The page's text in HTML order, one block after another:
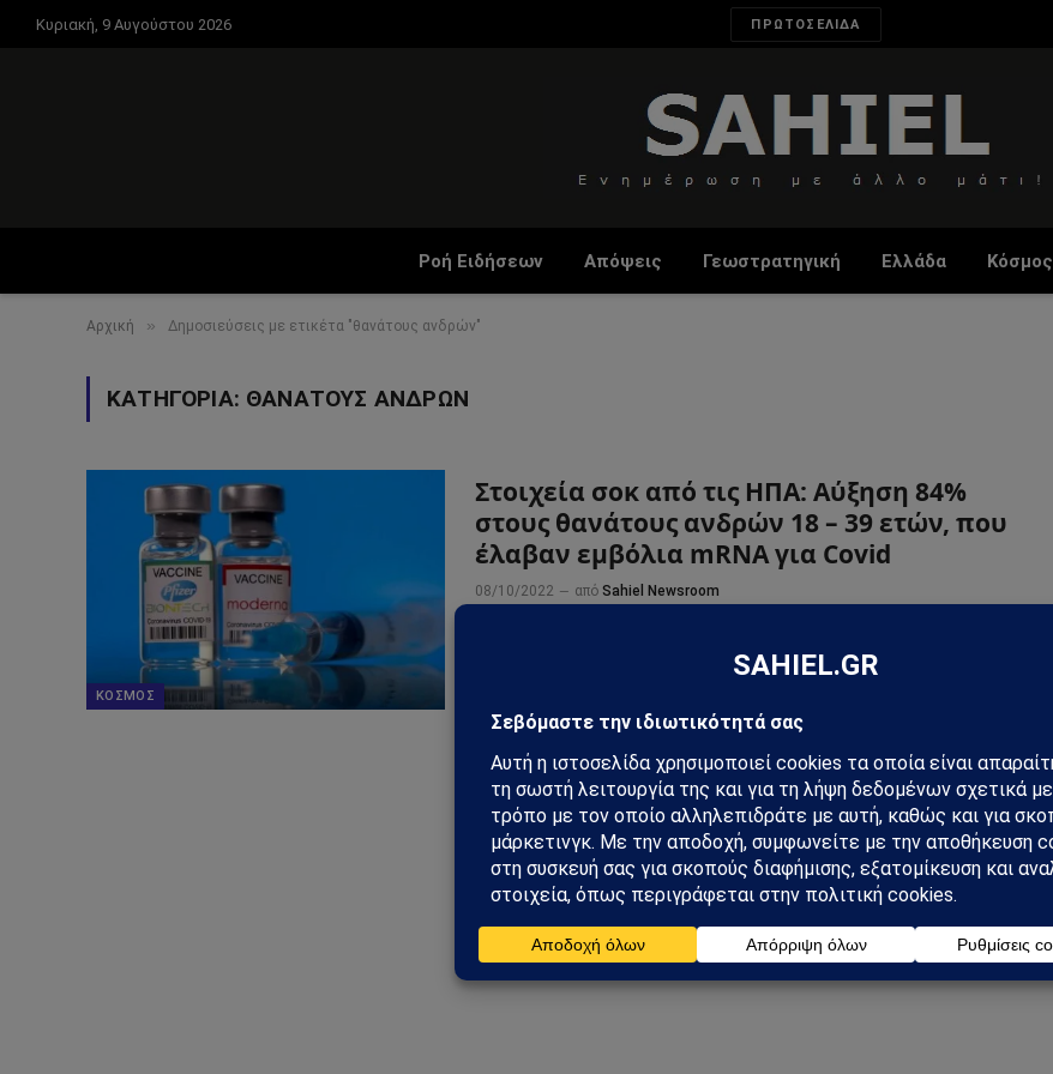
Κυριακή, 9 Αυγούστου 2026 ΠΡΩΤΟΣΕΛΙΔΑ
Ροή Ειδήσεων Απόψεις Γεωστρατηγική Ελλάδα Κόσμος
Αρχική » Δημοσιεύσεις με ετικέτα "θανάτους ανδρών"
ΚΑΤΗΓΟΡΊΑ: ΘΑΝΆΤΟΥΣ ΑΝΔΡΏΝ
ΚΌΣΜΟΣ
Στοιχεία σοκ από τις ΗΠΑ: Αύξηση 84%
στους θανάτους ανδρών 18 – 39 ετών, που
έλαβαν εμβόλια mRNA για Covid
08/10/2022 από Sahiel Newsroom
την καρδιά μεταξύ ανδρών ηλικίας 18–39 ετών, εντός 28 ημερών